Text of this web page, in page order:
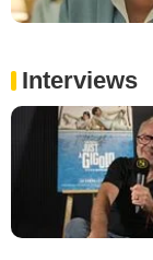
Interviews